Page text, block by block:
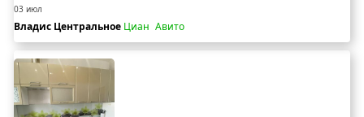
03 июл
Владис Центральное Циан Авито